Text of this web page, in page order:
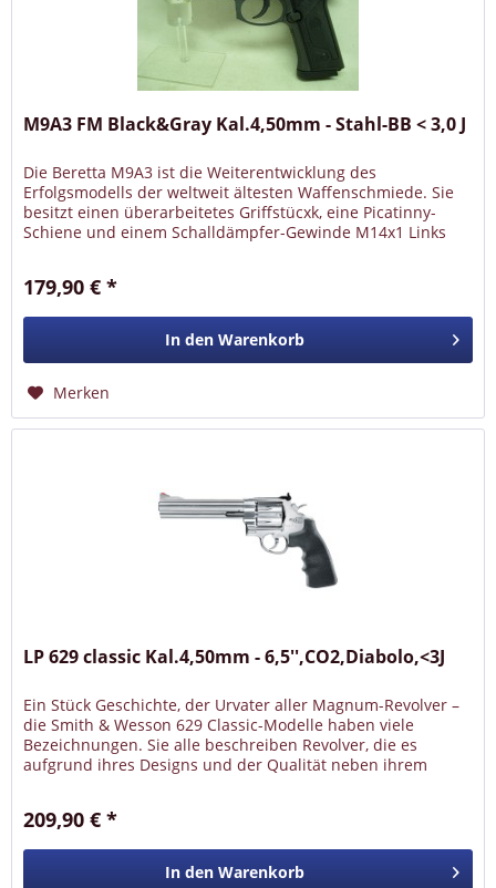
M9A3 FM Black&Gray Kal.4,50mm - Stahl-BB < 3,0 J
Die Beretta M9A3 ist die Weiterentwicklung des
Erfolgsmodells der weltweit ältesten Waffenschmiede. Sie
besitzt einen überarbeitetes Griffstücxk, eine Picatinny-
Schiene und einem Schalldämpfer-Gewinde M14x1 Links
179,90 € *
In den Warenkorb
Merken
LP 629 classic Kal.4,50mm - 6,5'',CO2,Diabolo,<3J
Ein Stück Geschichte, der Urvater aller Magnum-Revolver –
die Smith & Wesson 629 Classic-Modelle haben viele
Bezeichnungen. Sie alle beschreiben Revolver, die es
aufgrund ihres Designs und der Qualität neben ihrem
209,90 € *
In den Warenkorb